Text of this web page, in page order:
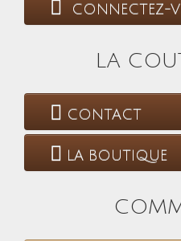
CONNECTEZ-
LA
CONTACT
LA BOUTIQUE